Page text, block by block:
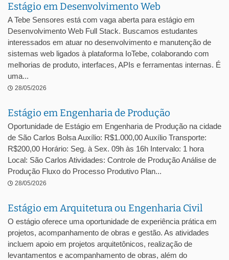
Estágio em Desenvolvimento Web
A Tebe Sensores está com vaga aberta para estágio em
Desenvolvimento Web Full Stack. Buscamos estudantes
interessados em atuar no desenvolvimento e manutenção de
sistemas web ligados à plataforma IoTebe, colaborando com
melhorias de produto, interfaces, APIs e ferramentas internas. É
uma...
28/05/2026
Estágio em Engenharia de Produção
Oportunidade de Estágio em Engenharia de Produção na cidade
de São Carlos Bolsa Auxílio: R$1.000,00 Auxílio Transporte:
R$200,00 Horário: Seg. à Sex. 09h às 16h Intervalo: 1 hora
Local: São Carlos Atividades: Controle de Produção Análise de
Produção Fluxo do Processo Produtivo Plan...
28/05/2026
Estágio em Arquitetura ou Engenharia Civil
O estágio oferece uma oportunidade de experiência prática em
projetos, acompanhamento de obras e gestão. As atividades
incluem apoio em projetos arquitetônicos, realização de
levantamentos e acompanhamento de obras, além do